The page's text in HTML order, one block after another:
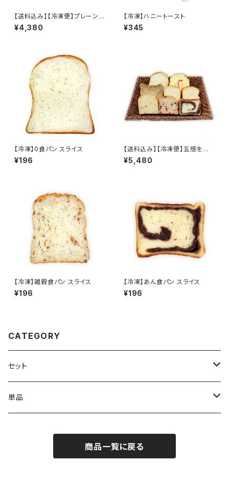
【送料込み】【冷凍便】プレーン食
パンセット
¥4,380
【冷凍】ハニートースト
¥345
【冷凍】0食パン スライス
¥196
【送料込み】【冷凍便】五感を満
足させる食パン9種セット
¥5,480
【冷凍】雑穀食パン スライス
¥196
【冷凍】あん食パン スライス
¥196
CATEGORY
セット
ハーフセット
単品
商品一覧に戻る